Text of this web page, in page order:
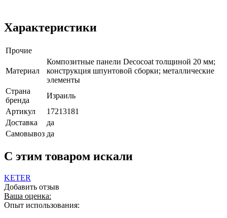
Характеристики
Прочие
Материал
Композитные панели Decocoat толщиной 20 мм;
конструкция шпунтовой сборки; металлические
элементы
Страна
бренда
Израиль
Артикул
17213181
Доставка
да
Самовывоз да
C этим товаром искали
KETER
Добавить отзыв
Ваша оценка:
Опыт использования: